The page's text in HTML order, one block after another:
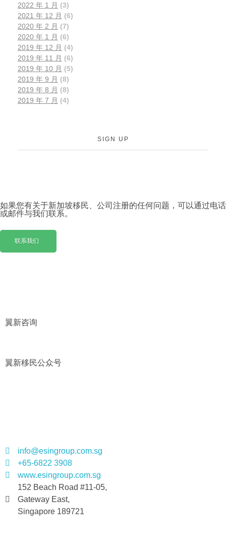
2022 年 1 月 (3)
2021 年 12 月 (6)
2020 年 2 月 (7)
2020 年 1 月 (6)
2019 年 12 月 (4)
2019 年 11 月 (6)
2019 年 10 月 (5)
2019 年 9 月 (8)
2019 年 8 月 (8)
2019 年 7 月 (4)
SIGN UP
如果您有关于新加坡移民、公司注册的任何问题，可以通过电话
或邮件与我们联系。
联系我们
翼新咨询
翼新移民公众号
info@esingroup.com.sg
+65-6822 3908
www.esingroup.com.sg
152 Beach Road #11-05,
Gateway East,
Singapore 189721